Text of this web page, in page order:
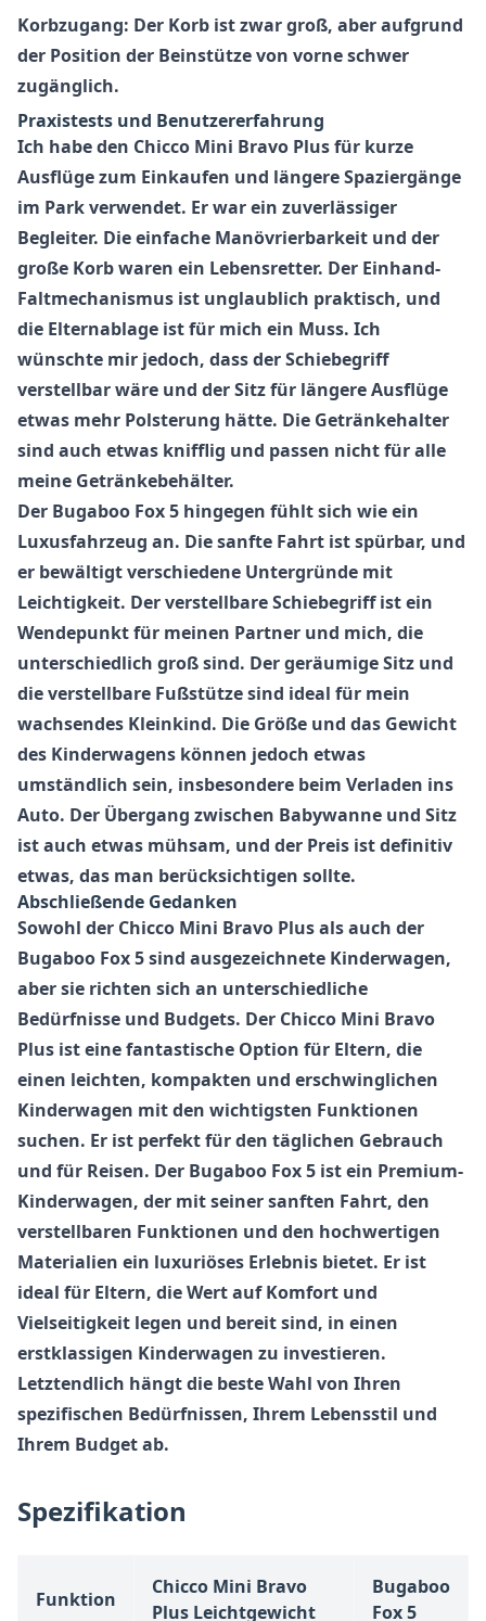
Korbzugang: Der Korb ist zwar groß, aber aufgrund
der Position der Beinstütze von vorne schwer
zugänglich.
Praxistests und Benutzererfahrung
Ich habe den Chicco Mini Bravo Plusfür kurze
Ausflüge zum Einkaufen und längere Spaziergänge
im Park verwendet. Er war ein zuverlässiger
Begleiter. Die einfache Manövrierbarkeit und der
große Korb waren ein Lebensretter. Der Einhand-
Faltmechanismus ist unglaublich praktisch, und
die Elternablage ist für mich ein Muss. Ich
wünschte mir jedoch, dass der Schiebegriff
verstellbar wäre und der Sitz für längere Ausflüge
etwas mehr Polsterung hätte. Die Getränkehalter
sind auch etwas knifflig und passen nicht für alle
meine Getränkebehälter.
Der Bugaboo Fox 5 hingegen fühlt sich wie ein
Luxusfahrzeug an. Die sanfte Fahrt ist spürbar, und
er bewältigt verschiedene Untergründe mit
Leichtigkeit. Der verstellbare Schiebegriff ist ein
Wendepunkt für meinen Partner und mich, die
unterschiedlich groß sind. Der geräumige Sitz und
die verstellbare Fußstütze sind ideal für mein
wachsendes Kleinkind. Die Größe und das Gewicht
des Kinderwagens können jedoch etwas
umständlich sein, insbesondere beim Verladen ins
Auto. Der Übergang zwischen Babywanne und Sitz
ist auch etwas mühsam, und der Preis ist definitiv
etwas, das man berücksichtigen sollte.
Abschließende Gedanken
Sowohl der Chicco Mini Bravo Plus als auch der
Bugaboo Fox 5 sind ausgezeichnete Kinderwagen,
aber sie richten sich an unterschiedliche
Bedürfnisse und Budgets. Der Chicco Mini Bravo
Plus ist eine fantastische Option für Eltern, die
einen leichten, kompakten und erschwinglichen
Kinderwagen mit den wichtigsten Funktionen
suchen. Er ist perfekt für den täglichen Gebrauch
und für Reisen. Der Bugaboo Fox 5 ist ein Premium-
Kinderwagen, der mit seiner sanften Fahrt, den
verstellbaren Funktionen und den hochwertigen
Materialien ein luxuriöses Erlebnis bietet. Er ist
ideal für Eltern, die Wert auf Komfort und
Vielseitigkeit legen und bereit sind, in einen
erstklassigen Kinderwagen zu investieren.
Letztendlich hängt die beste Wahl von Ihren
spezifischen Bedürfnissen, Ihrem Lebensstil und
Ihrem Budget ab.
Spezifikation
Funktion
Chicco Mini Bravo
Plus Leichtgewicht
Bugaboo
Fox 5